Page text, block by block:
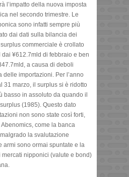
l’impatto della nuova imposta
nel secondo trimestre. Le
sono infatti sempre più
dai dati sulla bilancia dei
commerciale è crollato
¥612.7mld di febbraio e ben
a causa di deboli
delle importazioni. Per l’anno
31 marzo, il surplus si è ridotto
basso in assoluto da quando il
(1985). Questo dato
non sono state così forti,
come la banca
la svalutazione
armi sono ormai spuntate e la
nipponici (valute e bond)